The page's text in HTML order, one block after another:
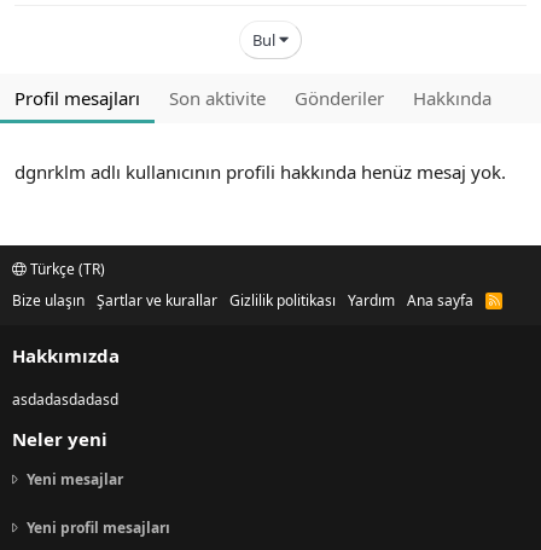
Bul
Profil mesajları Son aktivite Gönderiler Hakkında
dgnrklm adlı kullanıcının profili hakkında henüz mesaj yok.
Türkçe (TR)
Bize ulaşın Şartlar ve kurallar Gizlilik politikası Yardım Ana sayfa
R
Hakkımızda
asdadasdadasd
Neler yeni
Yeni mesajlar
Yeni profil mesajları